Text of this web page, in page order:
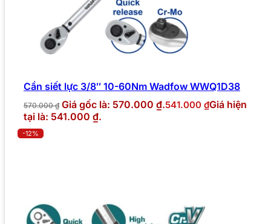
Cần siết lực 3/8″ 10-60Nm Wadfow WWQ1D38
570.000₫ Giá gốc là: 570.000 ₫.541.000 ₫Giá hiện
tại là: 541.000 ₫.
-12%